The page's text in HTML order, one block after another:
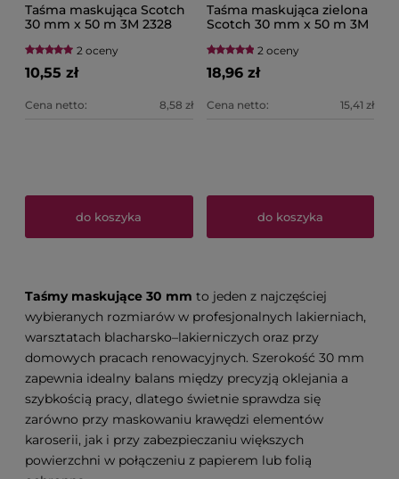
Taśma maskująca Scotch
30 mm x 50 m 3M 2328
2 oceny
10,55 zł
Cena netto: 8,58 zł
do koszyka
Taśma maskująca zielona
Scotch 30 mm x 50 m 3M
2 oceny
18,96 zł
Cena netto: 15,41 zł
do koszyka
Taśmy maskujące 30 mm to jeden z najczęściej
wybieranych rozmiarów w profesjonalnych lakierniach,
warsztatach blacharsko–lakierniczych oraz przy
domowych pracach renowacyjnych. Szerokość 30 mm
zapewnia idealny balans między precyzją oklejania a
szybkością pracy, dlatego świetnie sprawdza się
zarówno przy maskowaniu krawędzi elementów
karoserii, jak i przy zabezpieczaniu większych
powierzchni w połączeniu z papierem lub folią